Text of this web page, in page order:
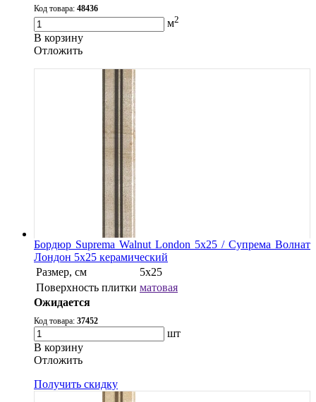
Код товара: 48436
м2
В корзину
Oтложить
Бордюр Suprema Walnut London 5x25 / Супрема Волнат
Лондон 5x25 керамический
Размер, см
5х25
Поверхность плитки матовая
Ожидается
Код товара: 37452
шт
В корзину
Oтложить
Получить скидку